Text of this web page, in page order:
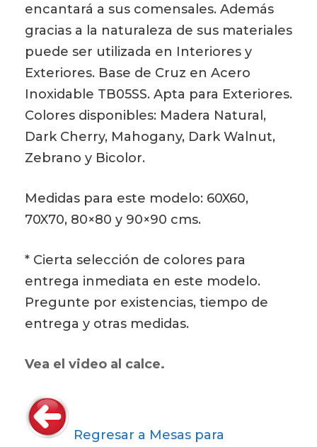
encantará a sus comensales. Además
gracias a la naturaleza de sus materiales
puede ser utilizada en Interiores y
Exteriores. Base de Cruz en Acero
Inoxidable TB05SS. Apta para Exteriores.
Colores disponibles: Madera Natural,
Dark Cherry, Mahogany, Dark Walnut,
Zebrano y Bicolor.
Medidas para este modelo: 60X60,
70X70, 80×80 y 90×90 cms.
* Cierta selección de colores para
entrega inmediata en este modelo.
Pregunte por existencias, tiempo de
entrega y otras medidas.
Vea el video al calce.
Regresar a Mesas para